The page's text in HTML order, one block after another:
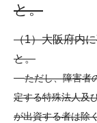
と。
（1）大阪府内
と。
ただし、障害者
定する特殊法人及
が出資する者は除